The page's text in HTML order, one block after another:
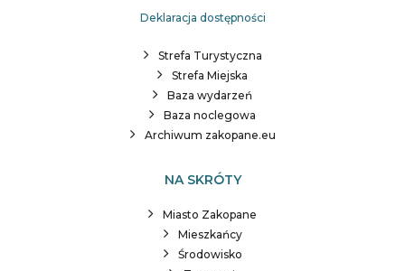
Deklaracja dostępności
Strefa Turystyczna
Strefa Miejska
Baza wydarzeń
Baza noclegowa
Archiwum zakopane.eu
NA SKRÓTY
Miasto Zakopane
Mieszkańcy
Środowisko